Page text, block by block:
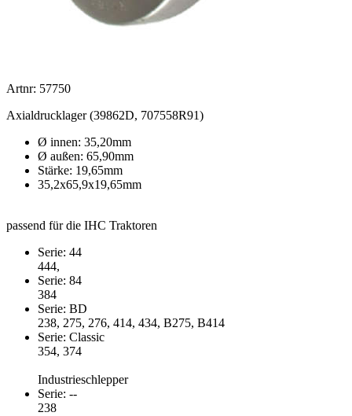
Artnr: 57750
Axialdrucklager (39862D, 707558R91)
Ø innen: 35,20mm
Ø außen: 65,90mm
Stärke: 19,65mm
35,2x65,9x19,65mm
passend für die IHC Traktoren
Serie: 44
444,
Serie: 84
384
Serie: BD
238, 275, 276, 414, 434, B275, B414
Serie: Classic
354, 374
Industrieschlepper
Serie: --
238